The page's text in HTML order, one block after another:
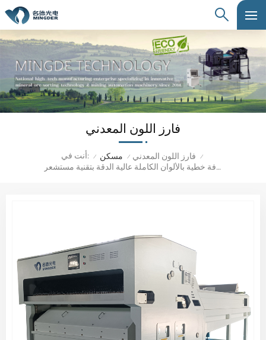
فارز اللون المعدني
أنت في: / مسكن / فارز اللون المعدني /
مصفوفة خطية بالألوان الكاملة عالية الدقة بتقنية مستشعر CCD للخدمة الشاقة لفرز ألوان خام المعادن مع مسار سريع